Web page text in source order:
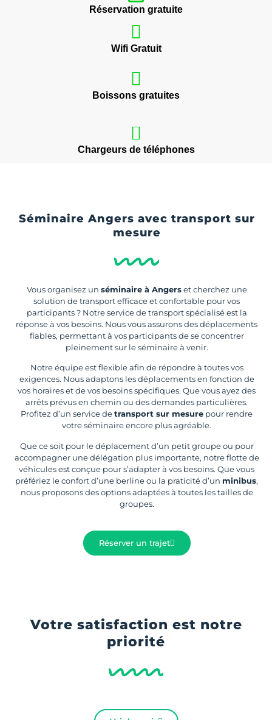
Réservation gratuite
Wifi Gratuit
Boissons gratuites
Chargeurs de téléphones
Séminaire Angers avec transport sur
mesure
Vous organisez un séminaire à Angerset cherchez une
solution de transport efficace et confortable pour vos
participants ? Notre service de transport spécialisé est la
réponse à vos besoins. Nous vous assurons des déplacements
fiables, permettant à vos participants de se concentrer
pleinement sur le séminaire à venir.
Notre équipe est flexible afin de répondre à toutes vos
exigences. Nous adaptons les déplacements en fonction de
vos horaires et de vos besoins spécifiques. Que vous ayez des
arrêts prévus en chemin ou des demandes particulières.
Profitez d’un service detransport sur mesure pour rendre
votre séminaire encore plus agréable.
Que ce soit pour le déplacement d’un petit groupe ou pour
accompagner une délégation plus importante, notre flotte de
véhicules est conçue pour s’adapter à vos besoins. Que vous
préfériez le confort d’une berline ou la praticité d’un minibus,
nous proposons des options adaptées à toutes les tailles de
groupes.
Réserver un trajet
Votre satisfaction est notre
priorité